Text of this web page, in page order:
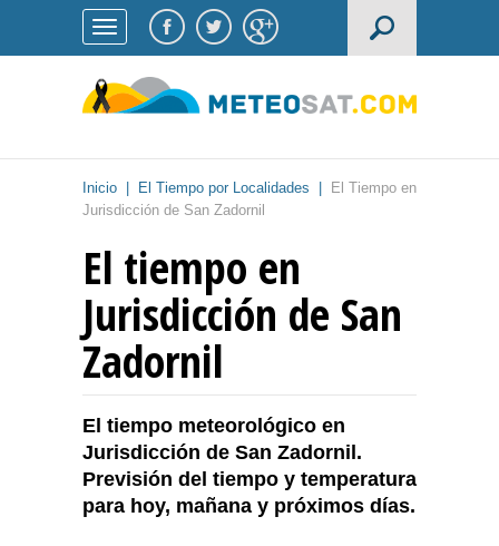
Inicio El Tiempo por Localidades
El Tiempo en
Jurisdicción de San Zadornil
El tiempo en
Jurisdicción de San
Zadornil
El tiempo meteorológico en
Jurisdicción de San Zadornil.
Previsión del tiempo y temperatura
para hoy, mañana y próximos días.